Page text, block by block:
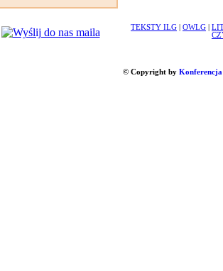
TEKSTY ILG OWLG
© Copyright by Konferencja